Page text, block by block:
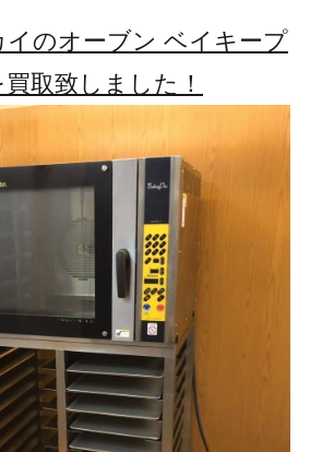
イのオーブン ベイキープ
取致しました！